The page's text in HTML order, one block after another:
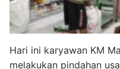
Hari ini karyawan KM
melakukan pindahan